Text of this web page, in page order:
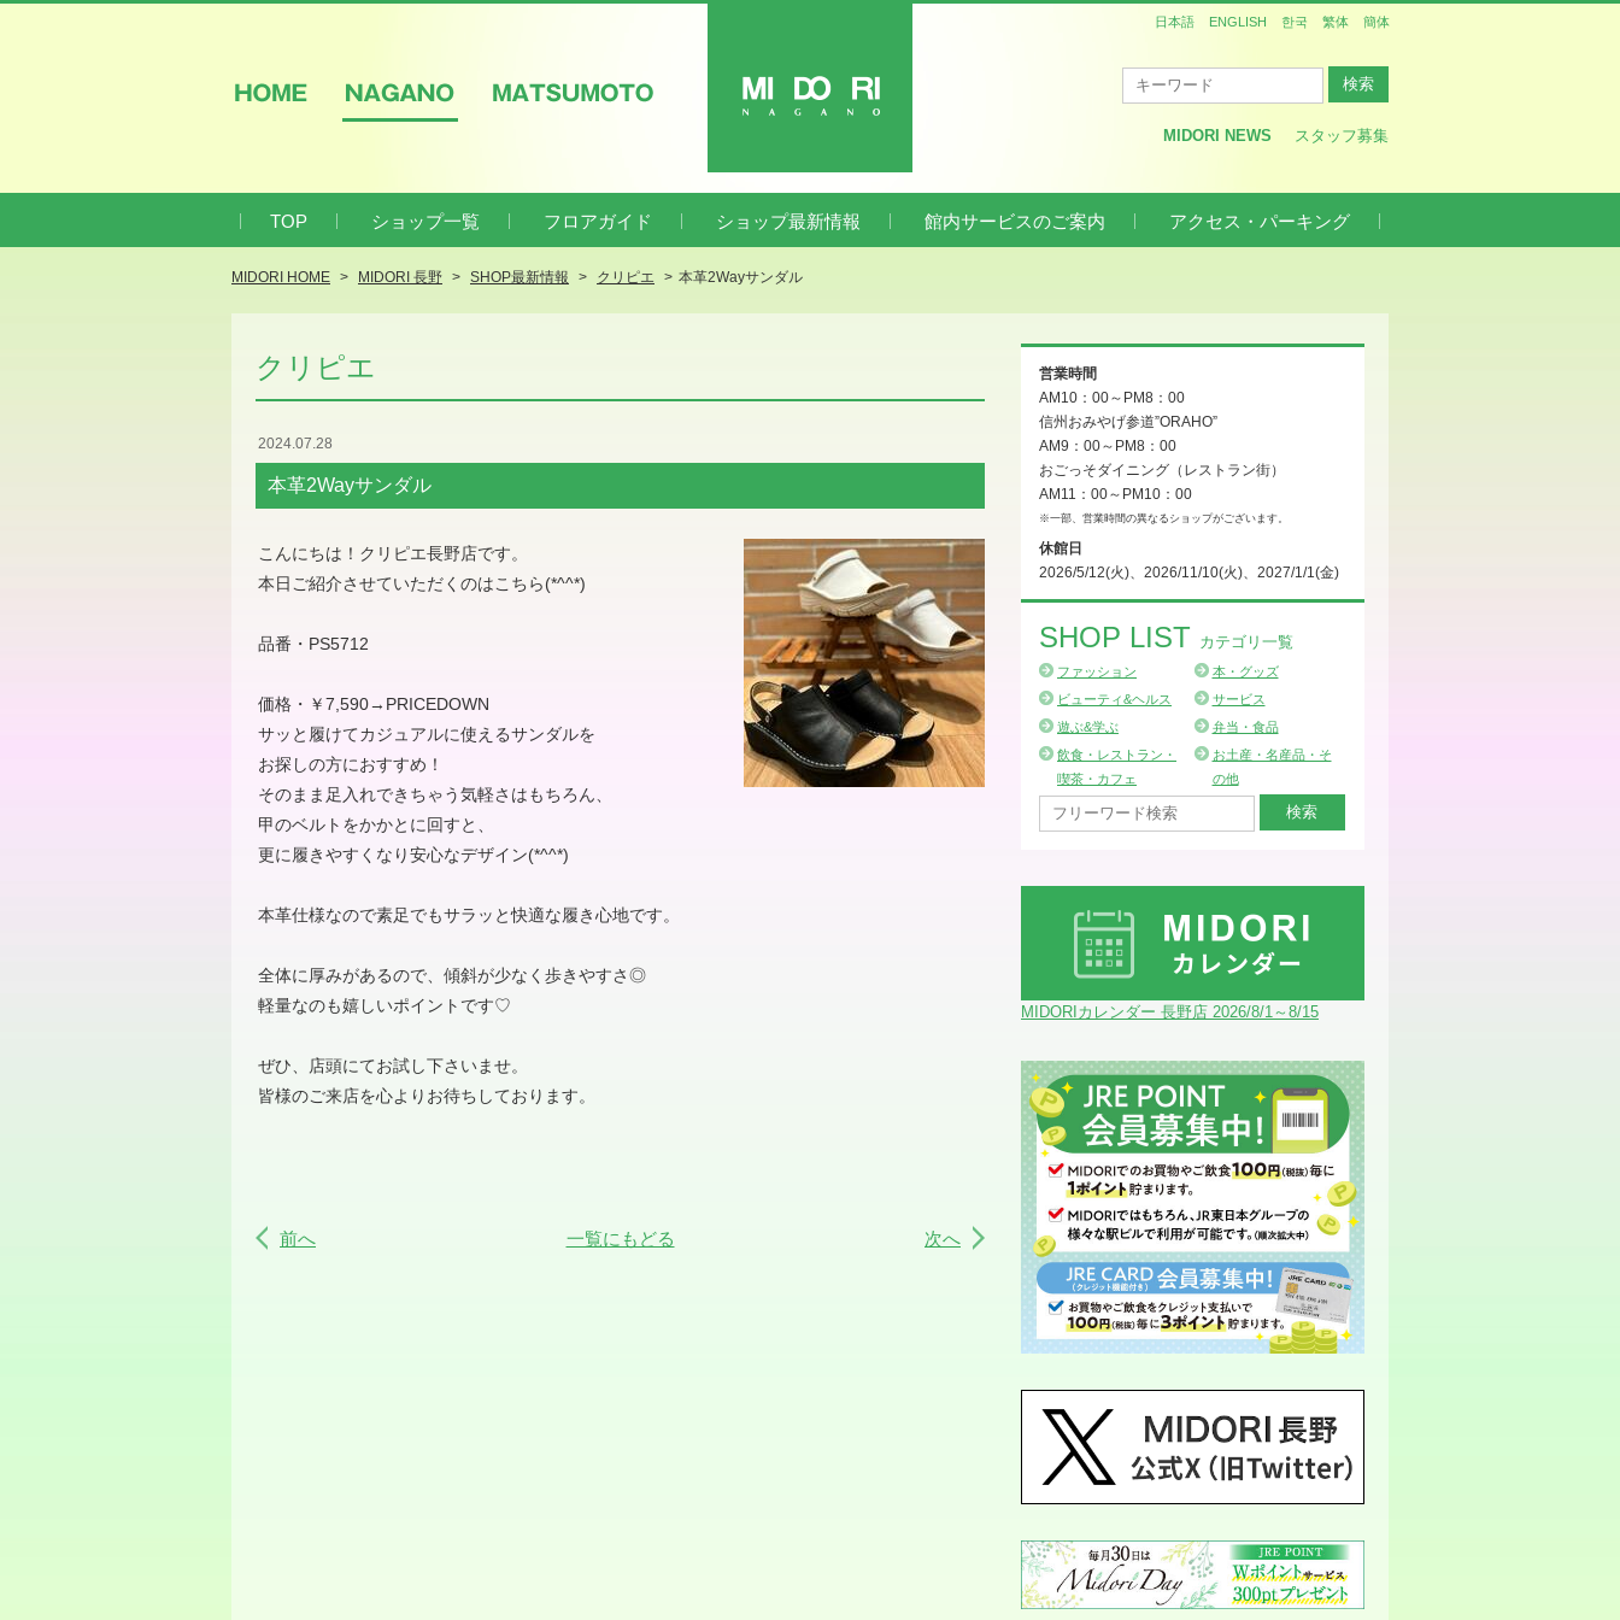
MIDORI NEWS
スタッフ募集
日本語 ENGLISH 한국 繁体 簡体
TOP ショップ一覧 フロアガイド ショップ最新情報 館内サービスのご案内 アクセス・パーキング
MIDORI HOME MIDORI 長野 SHOP最新情報 クリピエ 本革2Wayサンダル
クリピエ
2024.07.28
本革2Wayサンダル
こんにちは！クリピエ長野店です。
本日ご紹介させていただくのはこちら(*^^*)
品番・PS5712
価格・￥7,590→PRICEDOWN
サッと履けてカジュアルに使えるサンダルを
お探しの方におすすめ！
そのまま足入れできちゃう気軽さはもちろん、
甲のベルトをかかとに回すと、
更に履きやすくなり安心‪なデザイン(*^^*)
本革仕様なので素足でもサラッと快適な履き心地です。
全体に厚みがあるので、傾斜が少なく歩きやすさ◎
軽量なのも嬉しいポイントです♡
ぜひ、店頭にてお試し下さいませ。
皆様のご来店を心よりお待ちしております。
前へ 一覧にもどる 次へ
営業時間
AM10：00～PM8：00
信州おみやげ参道”ORAHO”
AM9：00～PM8：00
おごっそダイニング（レストラン街）
AM11：00～PM10：00
※一部、営業時間の異なるショップがございます。
休館日
2026/5/12(火)、2026/11/10(火)、2027/1/1(金)
SHOP LIST カテゴリ一覧
ファッション
本・グッズ
ビューティ&ヘルス
サービス
遊ぶ&学ぶ
弁当・食品
飲食・レストラン・
喫茶・カフェ
お土産・名産品・そ
の他
MIDORIカレンダー 長野店 2026/8/1～8/15